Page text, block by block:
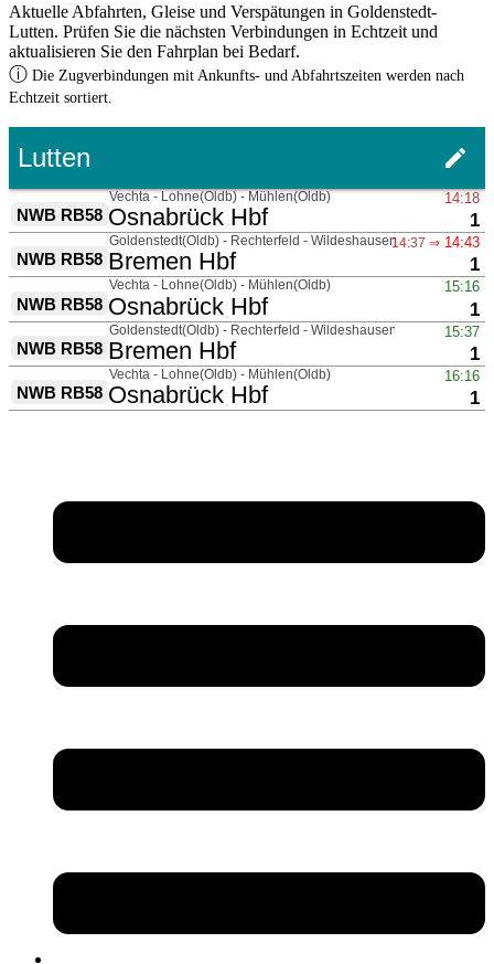
Aktuelle Abfahrten, Gleise und Verspätungen in Goldenstedt-
Lutten. Prüfen Sie die nächsten Verbindungen in Echtzeit und
aktualisieren Sie den Fahrplan bei Bedarf.
ⓘ Die Zugverbindungen mit Ankunfts- und Abfahrtszeiten werden nach
Echtzeit sortiert.